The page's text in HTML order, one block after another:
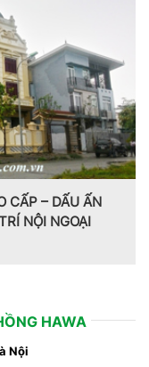
CẤP – DẤU ẤN
NỘI NGOẠI
HAWA
Nội